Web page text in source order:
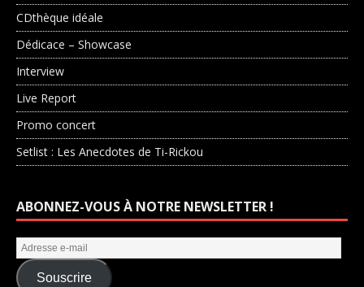
CDthèque idéale
Dédicace – Showcase
Interview
Live Report
Promo concert
Setlist : Les Anecdotes de Ti-Rickou
ABONNEZ-VOUS À NOTRE NEWSLETTER !
Souscrire